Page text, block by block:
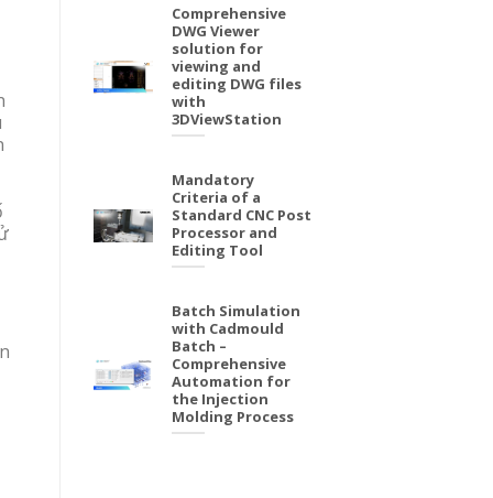
Comprehensive
DWG Viewer
solution for
viewing and
editing DWG files
with
3DViewStation
Mandatory
Criteria of a
Standard CNC Post
Processor and
Editing Tool
Batch Simulation
with Cadmould
Batch –
Comprehensive
Automation for
the Injection
Molding Process